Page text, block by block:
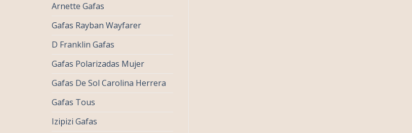
Arnette Gafas
Gafas Rayban Wayfarer
D Franklin Gafas
Gafas Polarizadas Mujer
Gafas De Sol Carolina Herrera
Gafas Tous
Izipizi Gafas